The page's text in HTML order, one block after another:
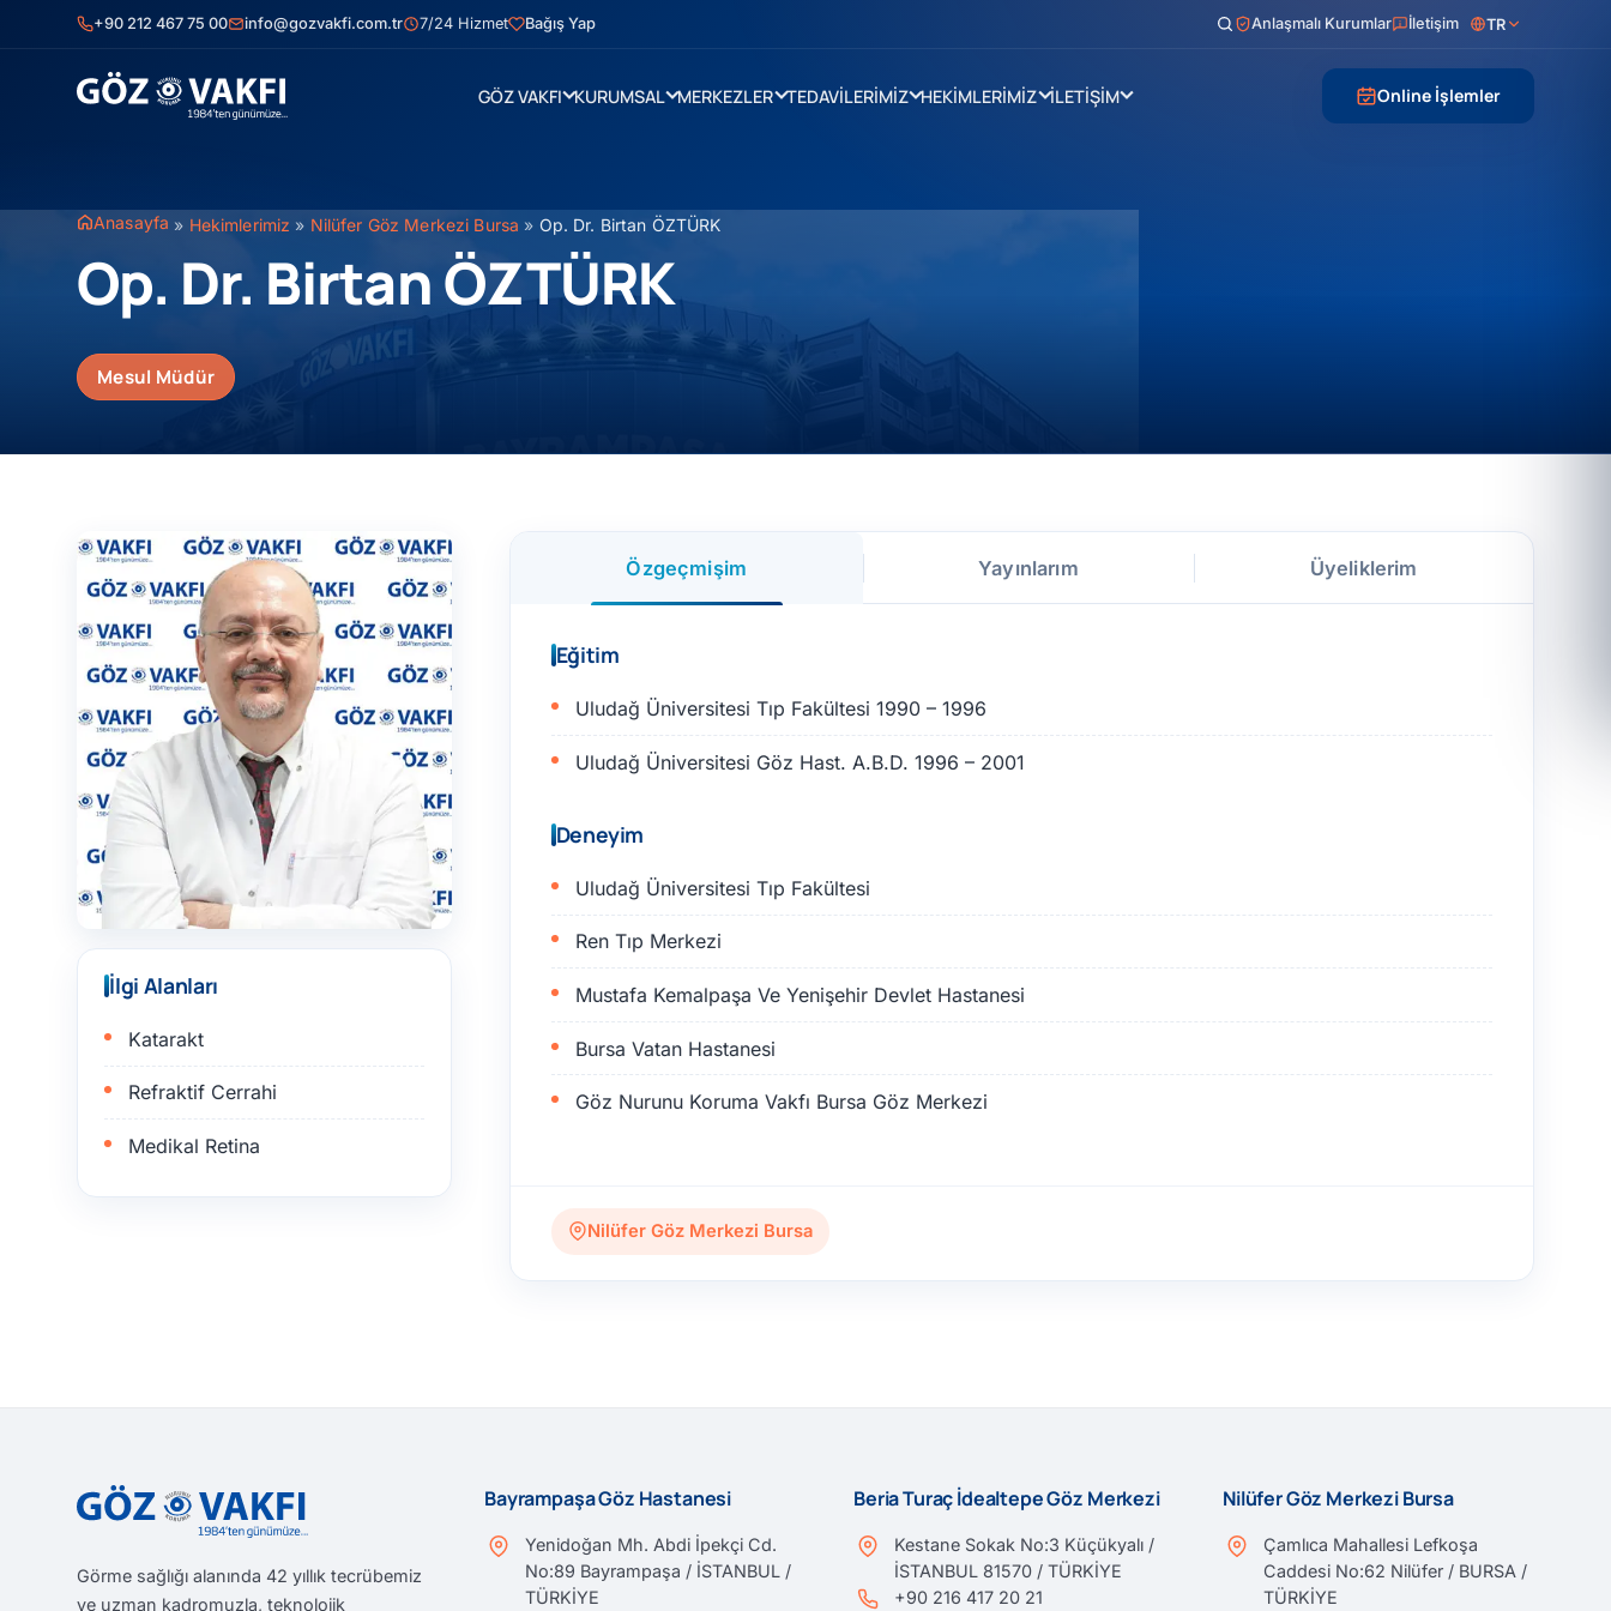
+90 212 467 75 00 info@gozvakfi.com.tr 7/24 Hizmet Bağış Yap Anlaşmalı Kurumlar İletişim TR
GÖZ VAKFI KURUMSAL MERKEZLER TEDAVİLERİMİZ HEKİMLERİMİZ İLETİŞİM Online İşlemler
Anasayfa » Hekimlerimiz » Nilüfer Göz Merkezi Bursa » Op. Dr. Birtan ÖZTÜRK
Op. Dr. Birtan ÖZTÜRK
Mesul Müdür
İlgi Alanları
Katarakt
Refraktif Cerrahi
Medikal Retina
Özgeçmişim Yayınlarım Üyeliklerim
Eğitim
Uludağ Üniversitesi Tıp Fakültesi 1990 – 1996
Uludağ Üniversitesi Göz Hast. A.B.D. 1996 – 2001
Deneyim
Uludağ Üniversitesi Tıp Fakültesi
Ren Tıp Merkezi
Mustafa Kemalpaşa Ve Yenişehir Devlet Hastanesi
Bursa Vatan Hastanesi
Göz Nurunu Koruma Vakfı Bursa Göz Merkezi
Nilüfer Göz Merkezi Bursa
Görme sağlığı alanında 42 yıllık tecrübemiz
ve uzman kadromuzla, teknolojik
Bayrampaşa Göz Hastanesi
Yenidoğan Mh. Abdi İpekçi Cd.
No:89 Bayrampaşa / İSTANBUL /
TÜRKİYE
Beria Turaç İdealtepe Göz Merkezi
Kestane Sokak No:3 Küçükyalı /
İSTANBUL 81570 / TÜRKİYE
+90 216 417 20 21
Nilüfer Göz Merkezi Bursa
Çamlıca Mahallesi Lefkoşa
Caddesi No:62 Nilüfer / BURSA /
TÜRKİYE